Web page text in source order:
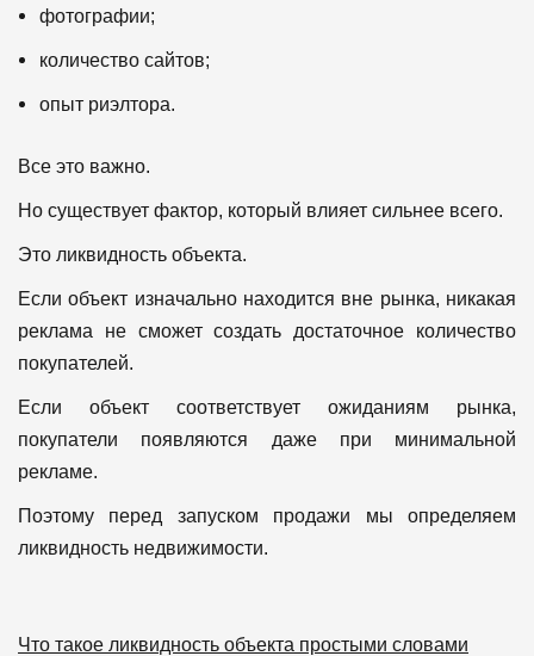
фотографии;
количество сайтов;
опыт риэлтора.
Все это важно.
Но существует фактор, который влияет сильнее всего.
Это ликвидность объекта.
Если объект изначально находится вне рынка, никакая
реклама не сможет создать достаточное количество
покупателей.
Если объект соответствует ожиданиям рынка,
покупатели появляются даже при минимальной
рекламе.
Поэтому перед запуском продажи мы определяем
ликвидность недвижимости.
Что такое ликвидность объекта простыми словами